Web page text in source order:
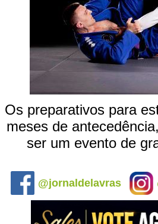
Os preparativos para
meses de
ser um evento de
@jornaldelavras